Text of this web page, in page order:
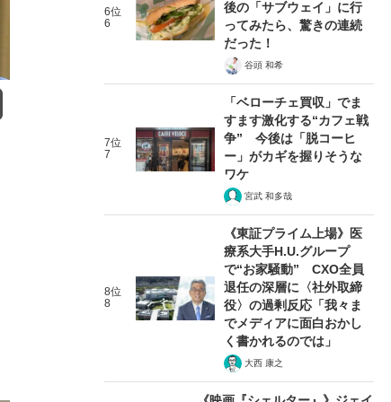
6位
6
後の「サブウェイ」に行
ってみたら、驚きの連続
だった！
谷頭 和希
7位
7
「ベローチェ買収」でま
すます激化する“カフェ戦
争” 今後は「脱コーヒ
ー」がカギを握りそうな
ワケ
宮武 和多哉
8位
8
《東証プライム上場》医
療系大手H.U.グループ
で“お家騒動” CXO全員
退任の深層に〈社外取締
役〉の過剰反応「我々ま
でメディアに面白おかし
く書かれるのでは」
大西 康之